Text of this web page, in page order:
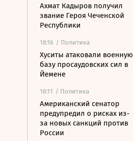
Ахмат Кадыров получил
звание Героя Чеченской
Республики
18:16 / Политика
Хуситы атаковали военную
базу просаудовских сил в
Йемене
18:11 / Политика
Американский сенатор
предупредил о рисках из-
за новых санкций против
России